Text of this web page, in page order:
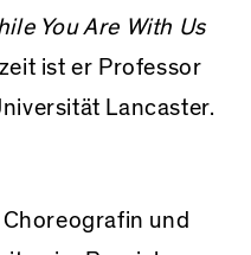
You Are With Us
ist er Professor
Lancaster.
und